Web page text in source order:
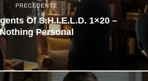
PRECEDENTE
Of S.H.I.E.L.D. 1×20 –
Personal